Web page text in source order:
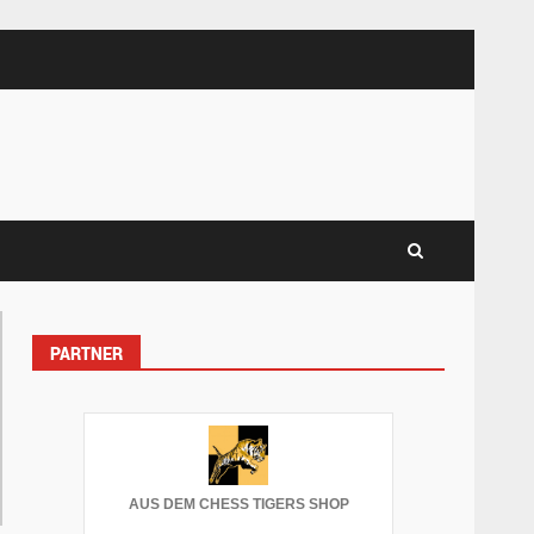
PARTNER
AUS DEM CHESS TIGERS SHOP